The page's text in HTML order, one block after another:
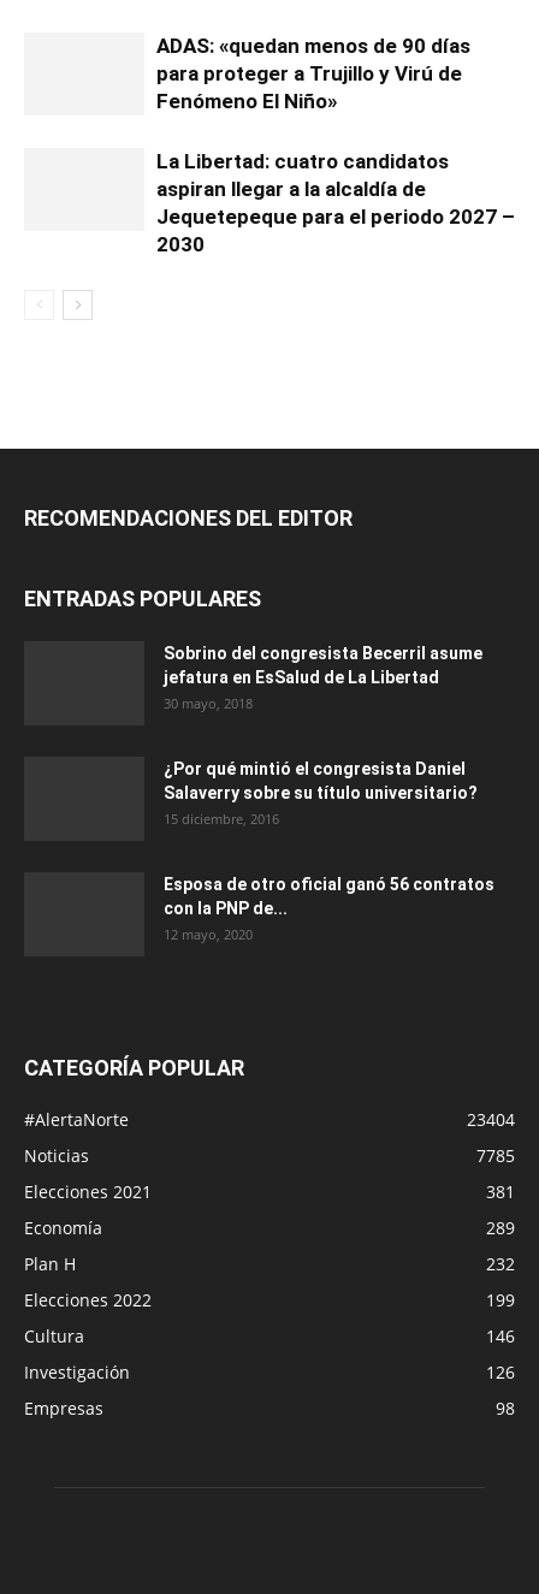
ADAS: «quedan menos de 90 días
para proteger a Trujillo y Virú de
Fenómeno El Niño»
La Libertad: cuatro candidatos
aspiran llegar a la alcaldía de
Jequetepeque para el periodo 2027 –
2030
RECOMENDACIONES DEL EDITOR
ENTRADAS POPULARES
Sobrino del congresista Becerril asume
jefatura en EsSalud de La Libertad
30 mayo, 2018
¿Por qué mintió el congresista Daniel
Salaverry sobre su título universitario?
15 diciembre, 2016
Esposa de otro oficial ganó 56 contratos
con la PNP de...
12 mayo, 2020
CATEGORÍA POPULAR
#AlertaNorte
23404
Noticias
7785
Elecciones 2021
381
Economía
289
Plan H
232
Elecciones 2022
199
Cultura
146
Investigación
126
Empresas
98